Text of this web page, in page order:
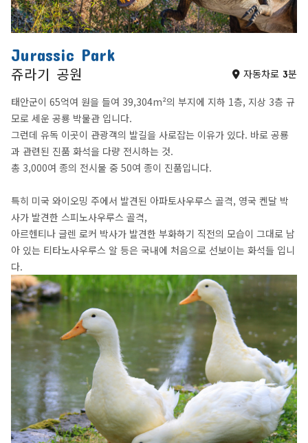
Jurassic Park
쥬라기 공원 자동차로 3분
태안군이 65억여 원을 들여 39,304m²의 부지에 지하 1층, 지상 3층 규
모로 세운 공룡 박물관 입니다.
그런데 유독 이곳이 관광객의 발길을 사로잡는 이유가 있다. 바로 공룡
과 관련된 진품 화석을 다량 전시하는 것.
총 3,000여 종의 전시물 중 50여 종이 진품입니다.
특히 미국 와이오밍 주에서 발견된 아파토사우루스 골격, 영국 켄달 박
사가 발견한 스피노사우루스 골격,
아르헨티나 글렌 로커 박사가 발견한 부화하기 직전의 모습이 그대로 남
아 있는 티타노사우루스 알 등은 국내에 처음으로 선보이는 화석들 입니
다.